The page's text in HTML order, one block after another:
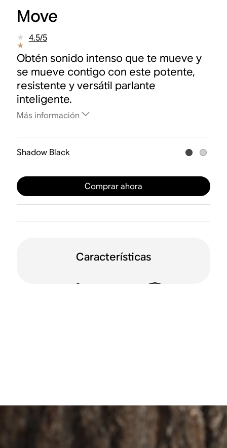
Move
4.5/5
Obtén sonido intenso que te mueve y
se mueve contigo con este potente,
resistente y versátil parlante
inteligente.
Más información
Shadow Black
Comprar ahora
Características
automático
Apple AirPlay 2